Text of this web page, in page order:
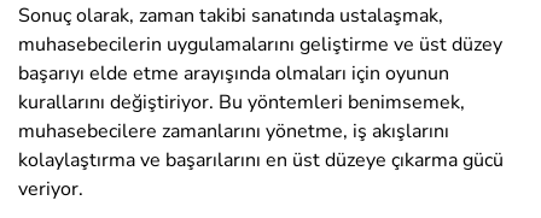
Sonuç olarak, zaman takibi sanatında ustalaşmak,
muhasebecilerin uygulamalarını geliştirme ve üst düzey
başarıyı elde etme arayışında olmaları için oyunun
kurallarını değiştiriyor. Bu yöntemleri benimsemek,
muhasebecilere zamanlarını yönetme, iş akışlarını
kolaylaştırma ve başarılarını en üst düzeye çıkarma gücü
veriyor.